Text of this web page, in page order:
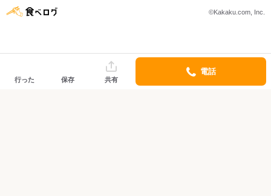
©Kakaku.com, Inc.
行った 保存 共有
電話